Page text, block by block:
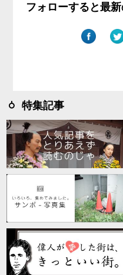
フォローすると最
特集記事